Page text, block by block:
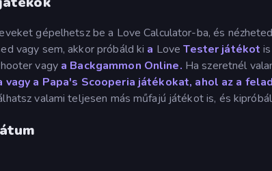
gépelhetsz be a Love Calculator-ba, és
vagy sem, akkor próbáld ki a LoveTester játékot is
vagy a Backgammon Online. Ha szeretnél
vagy a Papa's Scooperia játékokat, ahol az a
valami teljesen más műfajú játékot is, és